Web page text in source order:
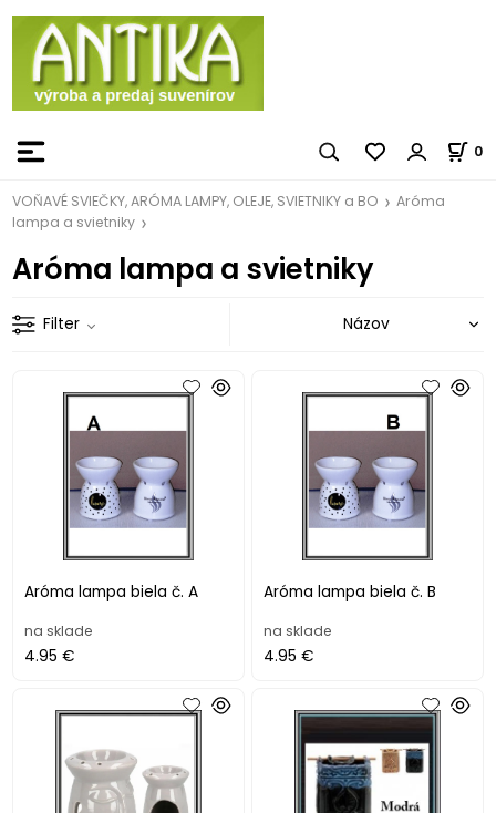
0
VOŇAVÉ SVIEČKY, ARÓMA LAMPY, OLEJE, SVIETNIKY a BO
Aróma
lampa a svietniky
Aróma lampa a svietniky
Filter
Aróma lampa biela č. A
na sklade
4.95 €
Aróma lampa biela č. B
na sklade
4.95 €